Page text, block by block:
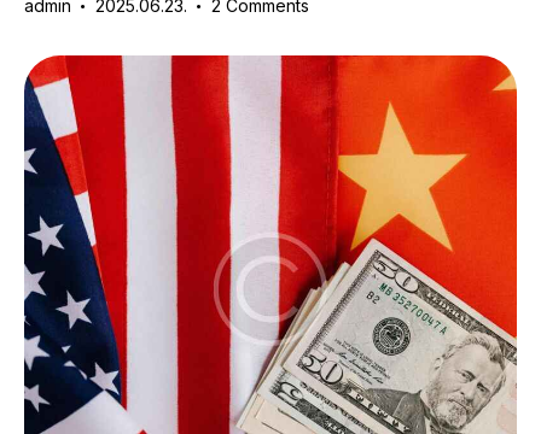
admin 2025.06.23. 2 Comments